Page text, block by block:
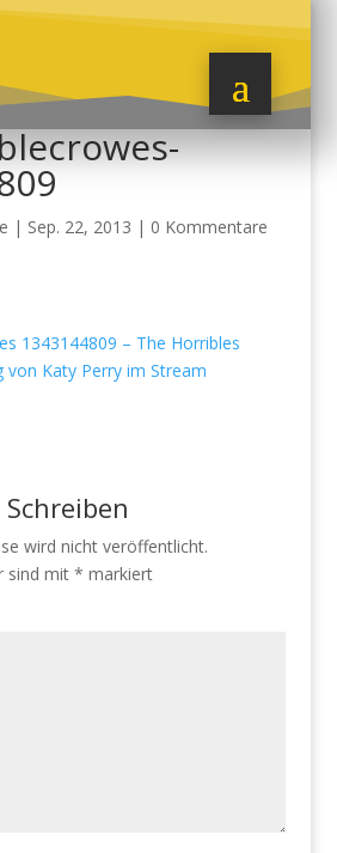
| Sep. 22, 2013 | 0 Kommentare
wird nicht veröffentlicht.
sind mit * markiert